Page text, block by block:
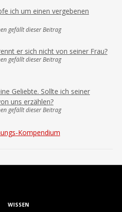
ich um einen vergebenen
gefällt dieser Beitrag
er sich nicht von seiner Frau?
gefällt dieser Beitrag
Geliebte. Sollte ich seiner
uns erzählen?
gefällt dieser Beitrag
Kompendium
WISSEN